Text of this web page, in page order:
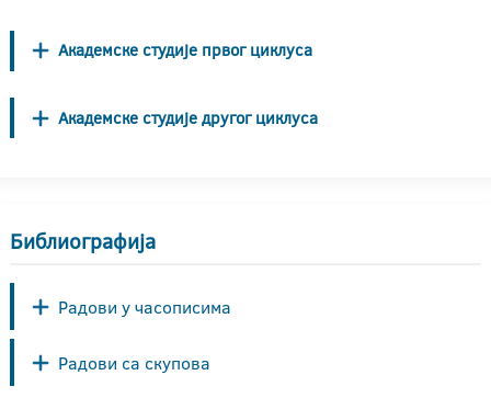
Академске студије првог циклуса
Академске студије другог циклуса
Библиографија
Радови у часописима
Радови са скупова